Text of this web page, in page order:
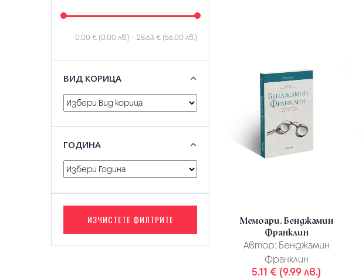
Мемоари. Бенджамин
Франклин
Автор: Бенджамин
Франклин
5.11 € (9.99 лв.)
0.00 € (0.00 лв.) - 28.63 € (56.00 лв.)
ВИД КОРИЦА
ГОДИНА
ИЗЧИСТЕТЕ ФИЛТРИТЕ